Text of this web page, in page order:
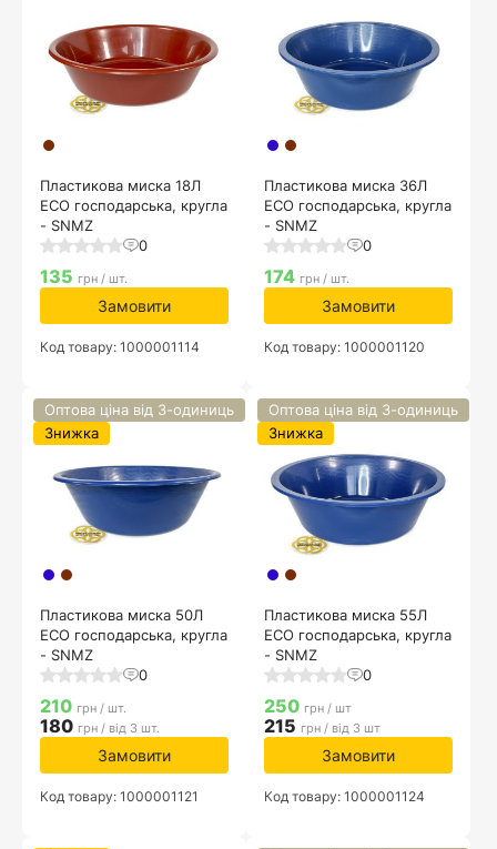
Пластикова миска 18Л
ECO господарська, кругла
- SNMZ
0
135 грн / шт.
Замовити
Код товару: 1000001114
Пластикова миска 36Л
ECO господарська, кругла
- SNMZ
0
174 грн / шт.
Замовити
Код товару: 1000001120
Пластикова миска 50Л
ECO господарська, кругла
- SNMZ
0
Оптова ціна від 3-одиниць
Знижка
210 грн / шт.
180 грн / від 3 шт.
Замовити
Код товару: 1000001121
Пластикова миска 55Л
ECO господарська, кругла
- SNMZ
0
Оптова ціна від 3-одиниць
Знижка
250 грн / шт
215 грн / від 3 шт
Замовити
Код товару: 1000001124